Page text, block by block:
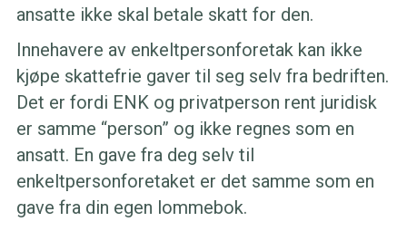
ansatte ikke skal betale skatt for den.
Innehavere av enkeltpersonforetak kan ikke
kjøpe skattefrie gaver til seg selv fra bedriften.
Det er fordi ENK og privatperson rent juridisk
er samme “person” og ikke regnes som en
ansatt. En gave fra deg selv til
enkeltpersonforetaket er det samme som en
gave fra din egen lommebok.